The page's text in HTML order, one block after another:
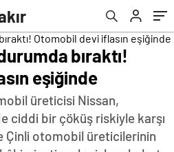
bıraktı!
eşiğinde
üreticisi Nissan,
ciddi bir çöküş riskiyle karşı
Çinli otomobil üreticilerinin